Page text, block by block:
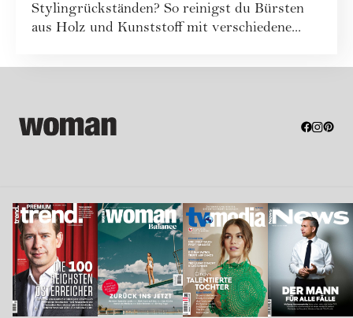
Stylingrückständen? So reinigst du Bürsten
aus Holz und Kunststoff mit verschiedene...